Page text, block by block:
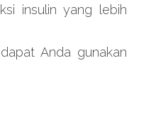
insulin yang lebih
Anda gunakan